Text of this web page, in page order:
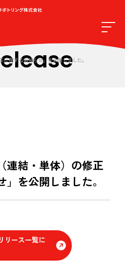
に関するお知らせ」を公開しました。
連結・単体）の修正
を公開しました。
リース一覧に